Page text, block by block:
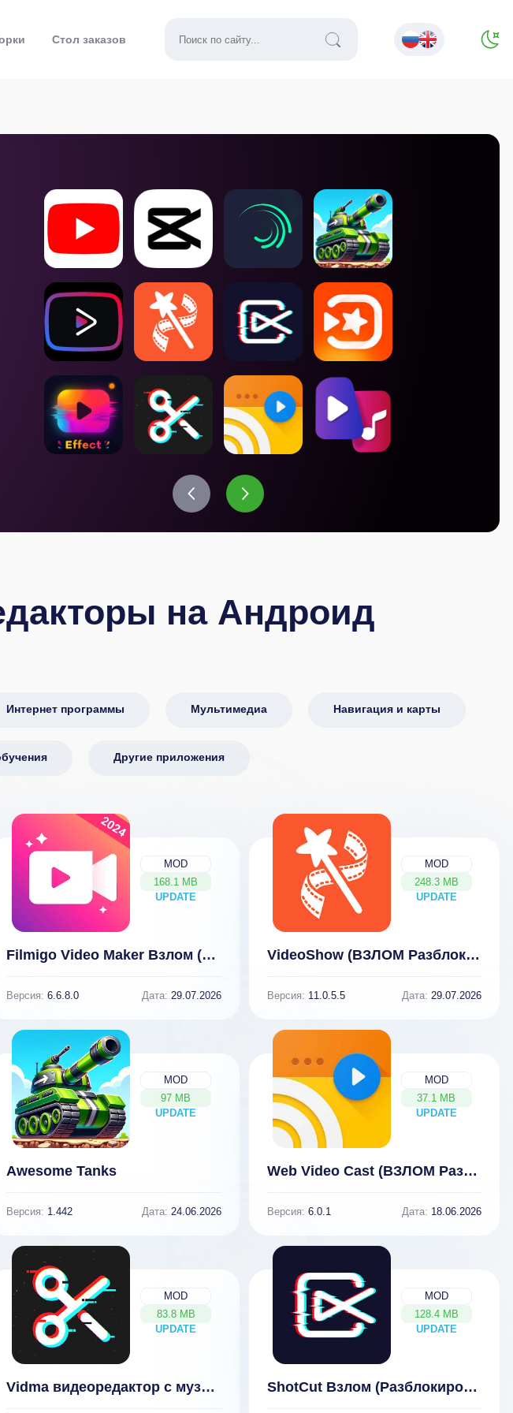
Стол заказов
на Андроид
Интернет программы Мультимедиа Навигация и карты
Другие приложения
MOD
168.1 MB
UPDATE
NEW
Filmigo Video Maker Взлом (Разблокирован VIP)
Версия: 6.6.8.0 Дата: 29.07.2026
MOD
248.3 MB
UPDATE
NEW
VideoShow (ВЗЛОМ Разблокирован VIP)
Версия: 11.0.5.5 Дата: 29.07.2026
MOD
97 MB
UPDATE
NEW
Awesome Tanks
Версия: 1.442 Дата: 24.06.2026
MOD
37.1 MB
UPDATE
NEW
Web Video Cast (ВЗЛОМ Разблокирован Премиум)
Версия: 6.0.1 Дата: 18.06.2026
MOD
83.8 MB
UPDATE
NEW
Vidma видеоредактор с музыкой (ВЗЛОМ Разблокирован Премиум)
MOD
128.4 MB
UPDATE
NEW
ShotCut Взлом (Разблокирован Премиум)